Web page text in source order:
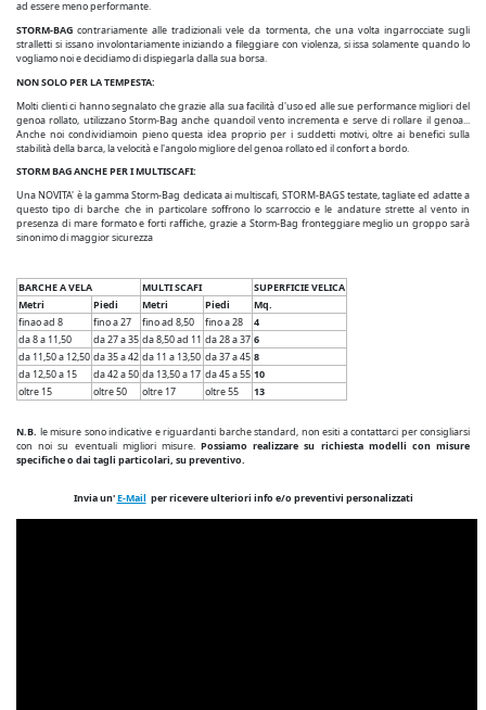
ad essere meno performante.
STORM-BAG contrariamente alle tradizionali vele da tormenta, che una volta ingarrocciate sugli
stralletti si issano involontariamente iniziando a fileggiare con violenza, si issa solamente quando lo
vogliamo noi e decidiamo di dispiegarla dalla sua borsa.
NON SOLO PER LA TEMPESTA:
Molti clienti ci hanno segnalato che grazie alla sua facilità d'uso ed alle sue performance migliori del
genoa rollato, utilizzano Storm-Bag anche quandoil vento incrementa e serve di rollare il genoa...
Anche noi condividiamoin pieno questa idea proprio per i suddetti motivi, oltre ai benefici sulla
stabilità della barca, la velocità e l'angolo migliore del genoa rollato ed il confort a bordo.
STORM BAG ANCHE PER I MULTISCAFI:
Una NOVITA' è la gamma Storm-Bag dedicata ai multiscafi, STORM-BAGS testate, tagliate ed adatte a
questo tipo di barche che in particolare soffrono lo scarroccio e le andature strette al vento in
presenza di mare formato e forti raffiche, grazie a Storm-Bag fronteggiare meglio un groppo sarà
sinonimo di maggior sicurezza
BARCHE A VELA MULTI SCAFI
SUPERFICIE VELICA
Metri
Piedi Metri Piedi
Mq.
finao ad 8
fino a 27 fino ad 8,50 fino a 28
4
da 8 a 11,50
da 27 a 35 da 8,50 ad 11 da 28 a 37 6
da 11,50 a 12,50 da 35 a 42 da 11 a 13,50 da 37 a 45 8
da 12,50 a 15
da 42 a 50 da 13,50 a 17 da 45 a 55 10
oltre 15
oltre 50 oltre 17 oltre 55 13
N.B. le misure sono indicative e riguardanti barche standard, non esiti a contattarci per consigliarsi
con noi su eventuali migliori misure. Possiamo realizzare su richiesta modelli con misure
specifiche o dai tagli particolari, su preventivo.
Invia un'E-Mail per ricevere ulteriori info e/o preventivi personalizzati